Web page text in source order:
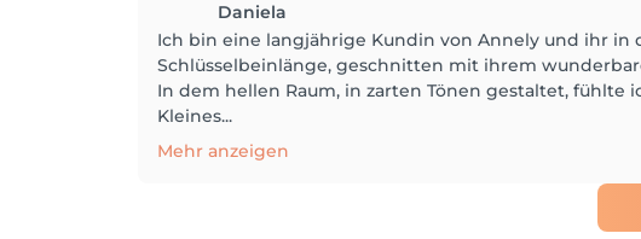
Daniela
Ich bin eine langjährige Kundin von Annely und ihr
Schlüsselbeinlänge, geschnitten mit ihrem
In dem hellen Raum, in zarten Tönen gestaltet, fühlte
Kleines...
Mehr anzeigen